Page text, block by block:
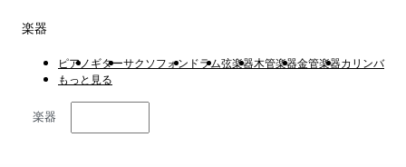
楽器
ピアノ ギターサクソフォン ドラム弦楽器木管楽器金管楽器カリンバ
もっと見る
楽器